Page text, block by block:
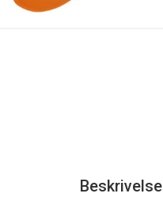
Beskrivelse